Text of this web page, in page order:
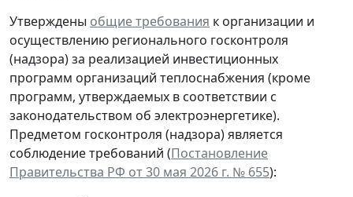
Утверждены общие требования к организации и
осуществлению регионального госконтроля
(надзора) за реализацией инвестиционных
программ организаций теплоснабжения (кроме
программ, утверждаемых в соответствии с
законодательством об электроэнергетике).
Предметом госконтроля (надзора) является
соблюдение требований (Постановление
Правительства РФ от 30 мая 2026 г. № 655):